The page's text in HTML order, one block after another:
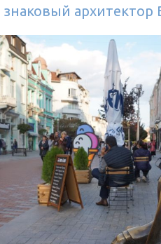
архитектор